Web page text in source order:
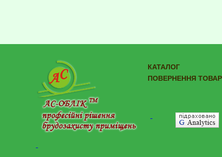
КАТАЛОГ
ПОВЕРНЕННЯ